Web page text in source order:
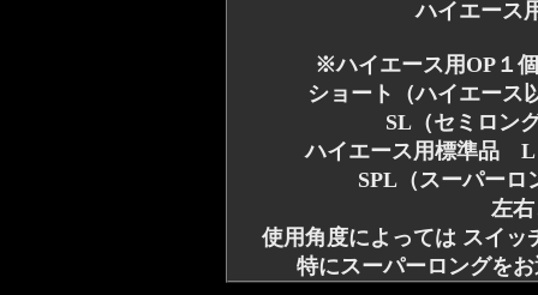
ハイエース
※ハイエース用OP１
ショート（ハイエース
SL（セミロン
ハイエース用標準品 L
SPL（スーパーロ
左
使用角度によっては スイッ
特にスーパーロングを